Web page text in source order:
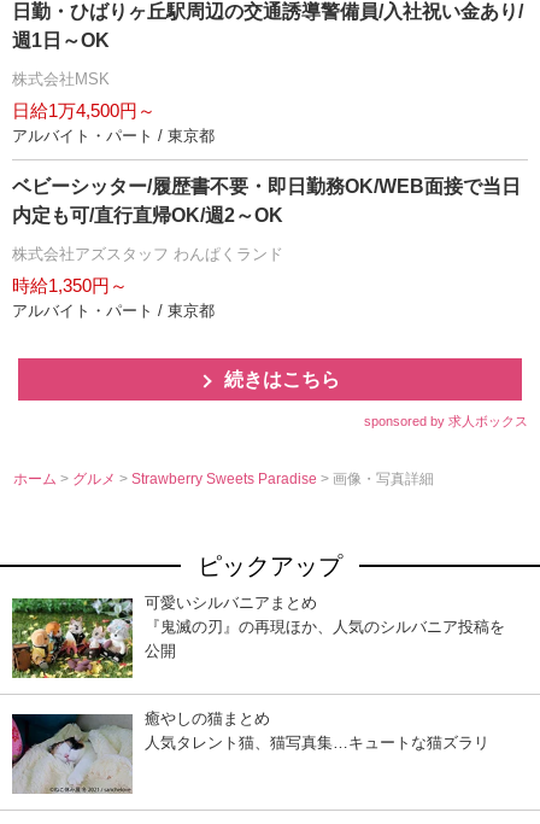
日勤・ひばりヶ丘駅周辺の交通誘導警備員/入社祝い金あり/
週1日～OK
株式会社MSK
日給1万4,500円～
アルバイト・パート / 東京都
ベビーシッター/履歴書不要・即日勤務OK/WEB面接で当日
内定も可/直行直帰OK/週2～OK
株式会社アズスタッフ わんぱくランド
時給1,350円～
アルバイト・パート / 東京都
続きはこちら
sponsored by 求人ボックス
ホーム > グルメ>Strawberry Sweets Paradise> 画像・写真詳細
ピックアップ
可愛いシルバニアまとめ
『鬼滅の刃』の再現ほか、人気のシルバニア投稿を
公開
癒やしの猫まとめ
人気タレント猫、猫写真集…キュートな猫ズラリ